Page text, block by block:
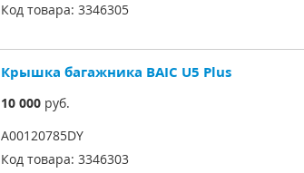
Код товара: 3346305
Крышка багажника BAIC U5 Plus
10 000руб.
A00120785DY
Код товара: 3346303